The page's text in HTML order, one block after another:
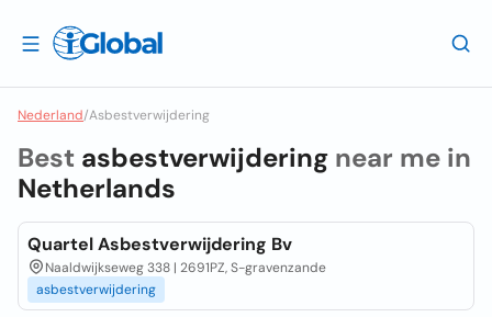
Nederland/Asbestverwijdering
Best asbestverwijdering near me in
Netherlands
Quartel Asbestverwijdering Bv
Naaldwijkseweg 338 | 2691PZ, S-gravenzande
asbestverwijdering